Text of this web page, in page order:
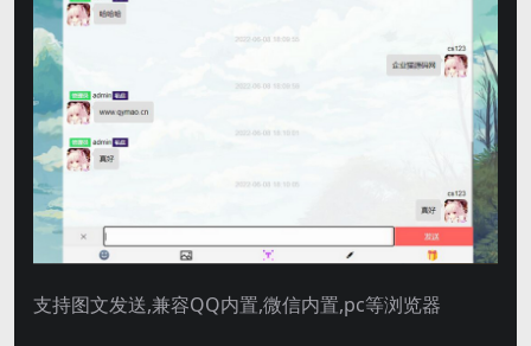
支持图文发送,兼容QQ内置,微信内置,pc等浏览器